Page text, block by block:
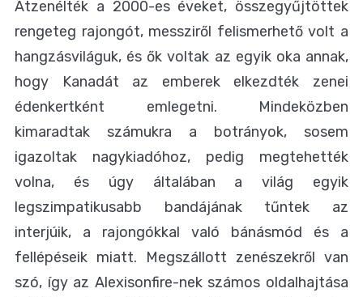
BLOG
Átzenélték a 2000-es éveket, összegyűjtöttek
rengeteg rajongót, messziről felismerhető volt a
hangzásviláguk, és ők voltak az egyik oka annak,
hogy Kanadát az emberek elkezdték zenei
édenkertként emlegetni. Mindeközben
kimaradtak számukra a botrányok, sosem
igazoltak nagykiadóhoz, pedig megtehették
volna, és úgy általában a világ egyik
legszimpatikusabb bandájának tűntek az
interjúik, a rajongókkal való bánásmód és a
fellépéseik miatt. Megszállott zenészekről van
szó, így az Alexisonfire-nek számos oldalhajtása